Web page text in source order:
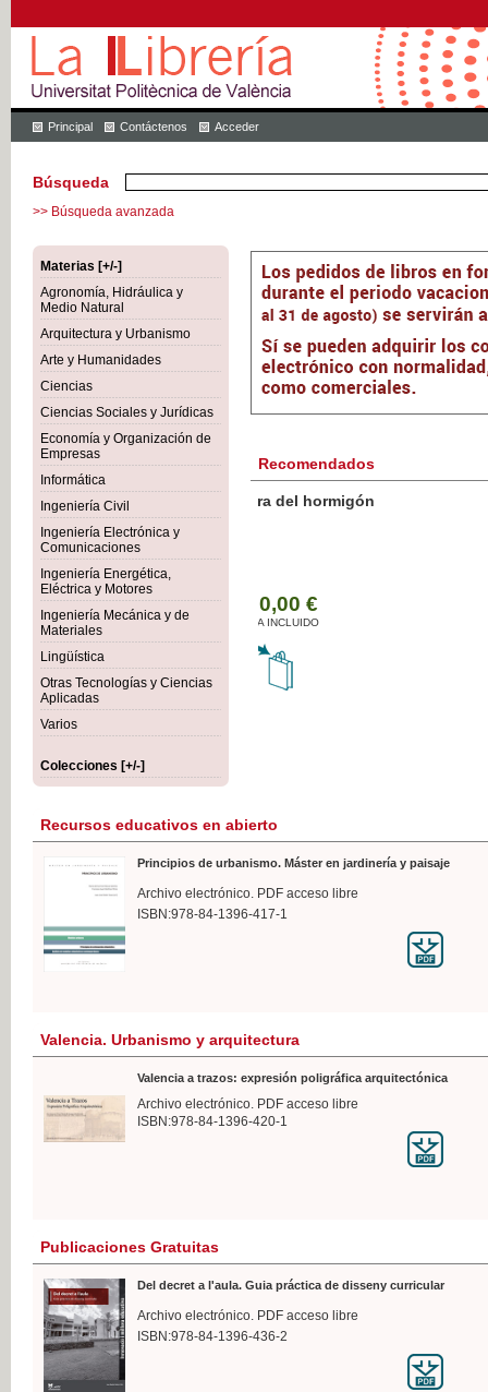
Principal Contáctenos Acceder
Búsqueda
>> Búsqueda avanzada
Materias [+/-]
Agronomía, Hidráulica y
Medio Natural
Arquitectura y Urbanismo
Arte y Humanidades
Ciencias
Ciencias Sociales y Jurídicas
Economía y Organización de
Empresas
Informática
Ingeniería Civil
Ingeniería Electrónica y
Comunicaciones
Ingeniería Energética,
Eléctrica y Motores
Ingeniería Mecánica y de
Materiales
Lingüística
Otras Tecnologías y Ciencias
Aplicadas
Varios
Colecciones [+/-]
Recomendados
Botánica Agroalimentaria
Recursos educativos en abierto
Principios de urbanismo. Máster en jardinería y paisaje
Archivo electrónico. PDF acceso libre
ISBN:978-84-1396-417-1
Valencia. Urbanismo y arquitectura
Valencia a trazos: expresión poligráfica arquitectónica
Archivo electrónico. PDF acceso libre
ISBN:978-84-1396-420-1
Publicaciones Gratuitas
Del decret a l'aula. Guia práctica de disseny curricular
Archivo electrónico. PDF acceso libre
ISBN:978-84-1396-436-2